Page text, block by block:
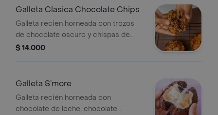
Galleta Clasica Chocolate Chips
Galleta recien horneada con trozos
de chocolate oscuro y chispas de
chocolate.
$ 14.000
Galleta S’more
Galleta recién horneada con
chocolate de leche, chocolate